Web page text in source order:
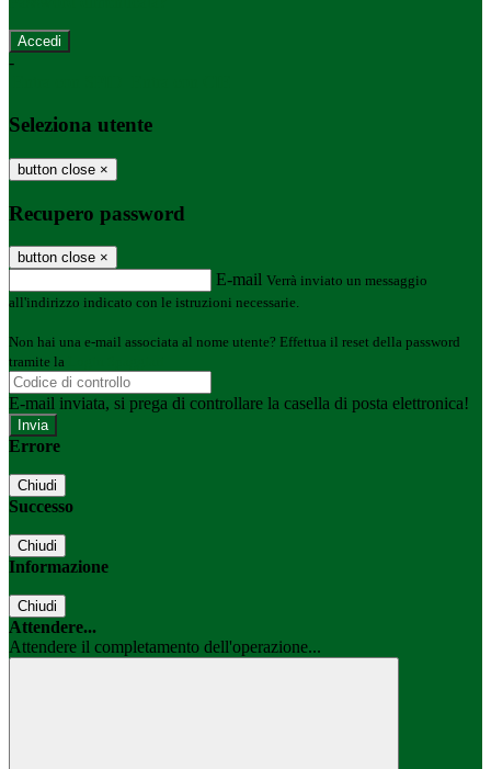
-
Seleziona utente
button close ×
Recupero password
button close ×
E-mail Verrà inviato un messaggio
all'indirizzo indicato con le istruzioni necessarie.
Non hai una e-mail associata al nome utente? Effettua il reset della password
tramite la
E-mail inviata, si prega di controllare la casella di posta elettronica!
Errore
Chiudi
Successo
Chiudi
Informazione
Chiudi
Attendere...
Attendere il completamento dell'operazione...